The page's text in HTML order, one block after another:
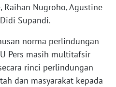
Raihan Nugroho, Agustine
Supandi.
norma perlindungan
Pers masih multitafsir
rinci perlindungan
dan masyarakat kepada